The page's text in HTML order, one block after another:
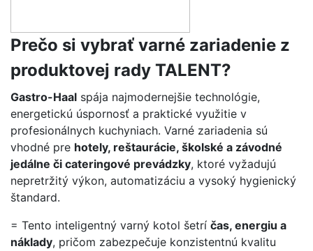
Prečo si vybrať varné zariadenie z
produktovej rady TALENT?
Gastro-Haal spája najmodernejšie technológie,
energetickú úspornosť a praktické využitie v
profesionálnych kuchyniach. Varné zariadenia sú
vhodné pre hotely, reštaurácie, školské a závodné
jedálne či cateringové prevádzky, ktoré vyžadujú
nepretržitý výkon, automatizáciu a vysoký hygienický
štandard.
= Tento inteligentný varný kotol šetrí čas, energiu a
náklady, pričom zabezpečuje konzistentnú kvalitu